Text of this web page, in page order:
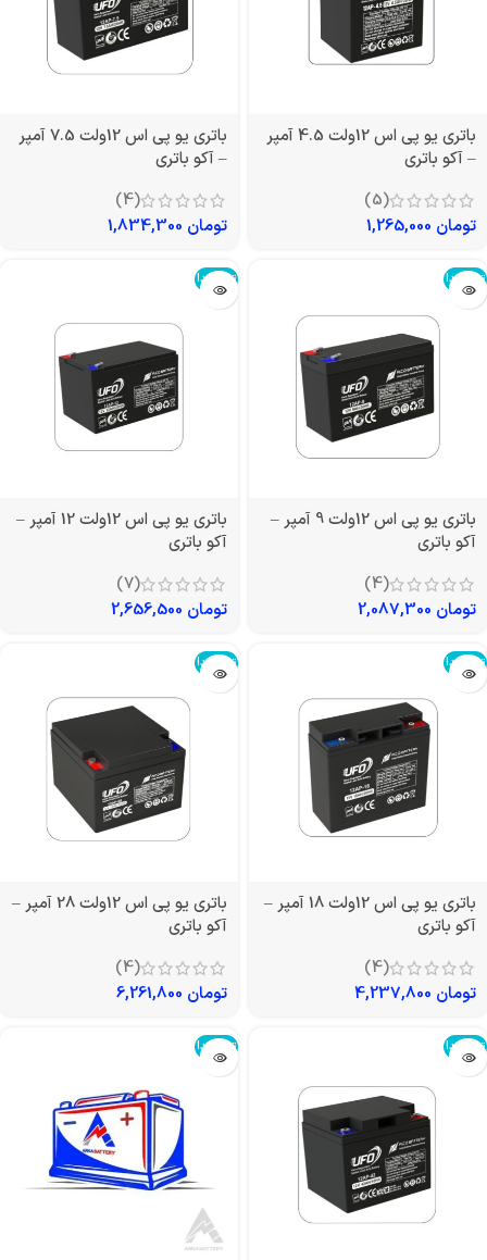
باتری یو پی اس 12ولت 4.5 آمپر
– آکو باتری
(5)
تومان
باتری یو پی اس 12ولت 7.5 آمپر
– آکو باتری
(4)
تومان
تمام شد!
باتری یو پی اس 12ولت 9 آمپر –
آکو باتری
(4)
تومان
تمام شد!
باتری یو پی اس 12ولت 12 آمپر –
آکو باتری
(7)
تومان
تمام شد!
باتری یو پی اس 12ولت 18 آمپر –
آکو باتری
(4)
تومان
تمام شد!
باتری یو پی اس 12ولت 28 آمپر –
آکو باتری
(4)
تومان
تمام شد! تمام شد!